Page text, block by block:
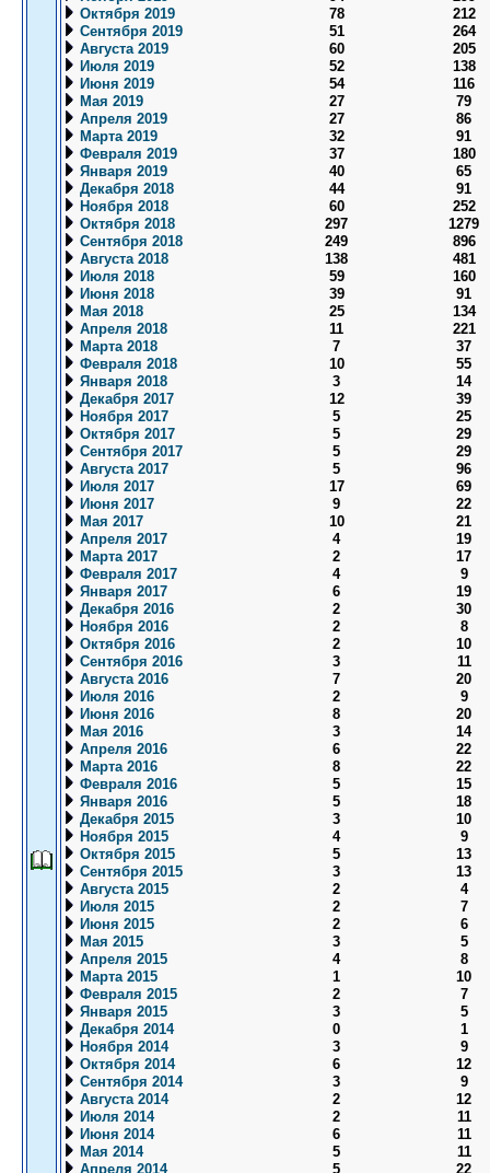
Октября 2019
78
212
Сентября 2019
51
264
Августа 2019
60
205
Июля 2019
52
138
Июня 2019
54
116
Мая 2019
27
79
Апреля 2019
27
86
Марта 2019
32
91
Февраля 2019
37
180
Января 2019
40
65
Декабря 2018
44
91
Ноября 2018
60
252
Октября 2018
297
1279
Сентября 2018
249
896
Августа 2018
138
481
Июля 2018
59
160
Июня 2018
39
91
Мая 2018
25
134
Апреля 2018
11
221
Марта 2018
7
37
Февраля 2018
10
55
Января 2018
3
14
Декабря 2017
12
39
Ноября 2017
5
25
Октября 2017
5
29
Сентября 2017
5
29
Августа 2017
5
96
Июля 2017
17
69
Июня 2017
9
22
Мая 2017
10
21
Апреля 2017
4
19
Марта 2017
2
17
Февраля 2017
4
9
Января 2017
6
19
Декабря 2016
2
30
Ноября 2016
2
8
Октября 2016
2
10
Сентября 2016
3
11
Августа 2016
7
20
Июля 2016
2
9
Июня 2016
8
20
Мая 2016
3
14
Апреля 2016
6
22
Марта 2016
8
22
Февраля 2016
5
15
Января 2016
5
18
Декабря 2015
3
10
Ноября 2015
4
9
Октября 2015
5
13
Сентября 2015
3
13
Августа 2015
2
4
Июля 2015
2
7
Июня 2015
2
6
Мая 2015
3
5
Апреля 2015
4
8
Марта 2015
1
10
Февраля 2015
2
7
Января 2015
3
5
Декабря 2014
0
1
Ноября 2014
3
9
Октября 2014
6
12
Сентября 2014
3
9
Августа 2014
2
12
Июля 2014
2
11
Июня 2014
6
11
Мая 2014
5
11
Апреля 2014
5
22